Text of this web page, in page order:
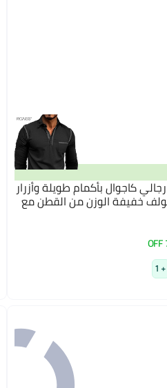
كاجوال بأكمام طويلة وأزرار
خفيفة الوزن من القطن مع
+ 1